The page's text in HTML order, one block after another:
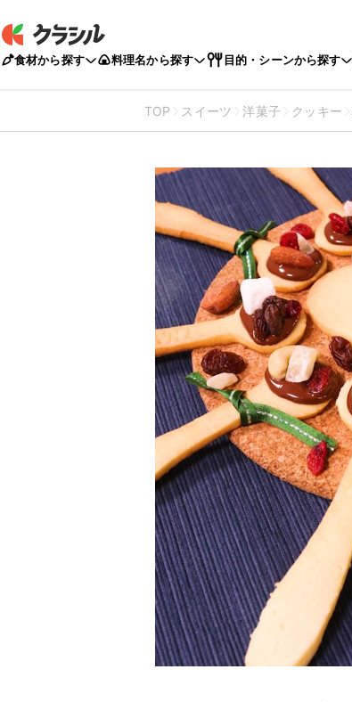
食材から探す 料理名から探す 目的・シーンから探す
TOP スイーツ 洋菓子 クッキー